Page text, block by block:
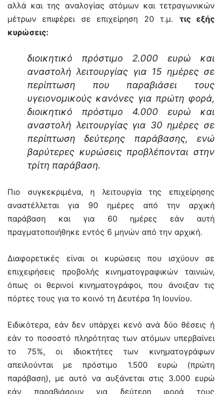
αλλά και της αναλογίας ατόμων και τετραγωνικών
μέτρων επιφέρει σε επιχείρηση 20 τ.μ. τις εξής
κυρώσεις:
διοικητικό πρόστιμο 2.000 ευρώ και
αναστολή λειτουργίας για 15 ημέρες σε
περίπτωση που παραβιάσει τους
υγειονομικούς κανόνες για πρώτη φορά,
διοικητικό πρόστιμο 4.000 ευρώ και
αναστολή λειτουργίας για 30 ημέρες σε
περίπτωση δεύτερης παράβασης, ενώ
βαρύτερες κυρώσεις προβλέπονται στην
τρίτη παράβαση.
Πιο συγκεκριμένα, η λειτουργία της επιχείρησης
αναστέλλεται για 90 ημέρες από την αρχική
παράβαση και για 60 ημέρες εάν αυτή
πραγματοποιήθηκε εντός 6 μηνών από την αρχική.
Διαφορετικές είναι οι κυρώσεις που ισχύουν σε
επιχειρήσεις προβολής κινηματογραφικών ταινιών,
όπως οι θερινοί κινηματογράφοι, που άνοιξαν τις
πόρτες τους για το κοινό τη Δευτέρα 1η Ιουνίου.
Ειδικότερα, εάν δεν υπάρχει κενό ανά δύο θέσεις ή
εάν το ποσοστό πληρότητας των ατόμων υπερβαίνει
το 75%, οι ιδιοκτήτες των κινηματογράφων
απειλούνται με πρόστιμο 1.500 ευρώ (πρώτη
παράβαση), με αυτό να αυξάνεται στις 3.000 ευρώ
εάν παραβιάσουν για δεύτερη φορά τους